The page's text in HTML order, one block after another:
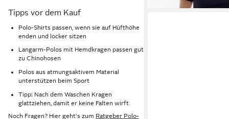
Tipps vor dem Kauf
Polo-Shirts passen, wenn sie auf Hüfthöhe
enden und locker sitzen
Langarm-Polos mit Hemdkragen passen gut
zu Chinohosen
Polos aus atmungsaktivem Material
unterstützen beim Sport
Tipp: Nach dem Waschen Kragen
glattziehen, damit er keine Falten wirft
Noch Fragen? Hier geht's zum Ratgeber Polo-